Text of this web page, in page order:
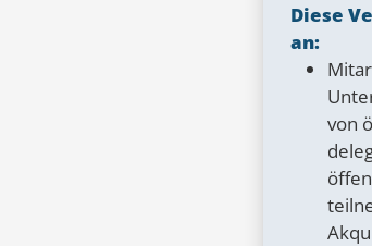
Diese
an:
von